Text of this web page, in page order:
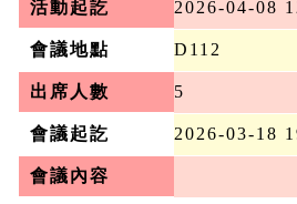
活動起訖 2026-04-08
會議地點 D112
出席人數 5
會議起訖 2026-03-18
會議內容